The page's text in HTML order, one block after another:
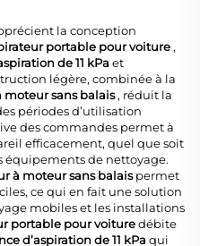
la conception
portable pour voiture,
de 11 kPa et
légère, combinée à la
moteur sans balais, réduit la
périodes d’utilisation
des commandes permet à
efficacement, quel que soit
équipements de nettoyage.
à moteur sans balaispermet
ce qui en fait une solution
mobiles et les installations
portable pour voituredébite
d’aspiration de 11 kPa qui